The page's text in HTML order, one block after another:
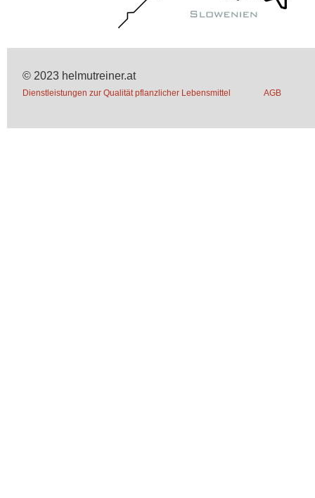
© 2023 helmutreiner.at
Dienstleistungen zur Qualität pflanzlicher Lebensmittel AGB